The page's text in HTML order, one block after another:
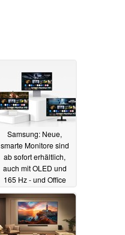
Samsung: Neue,
smarte Monitore sind
ab sofort erhältlich,
auch mit OLED und
165 Hz - und Office
26.06.2025